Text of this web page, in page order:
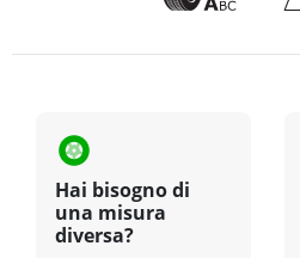
Hai bisogno di
una misura
diversa?